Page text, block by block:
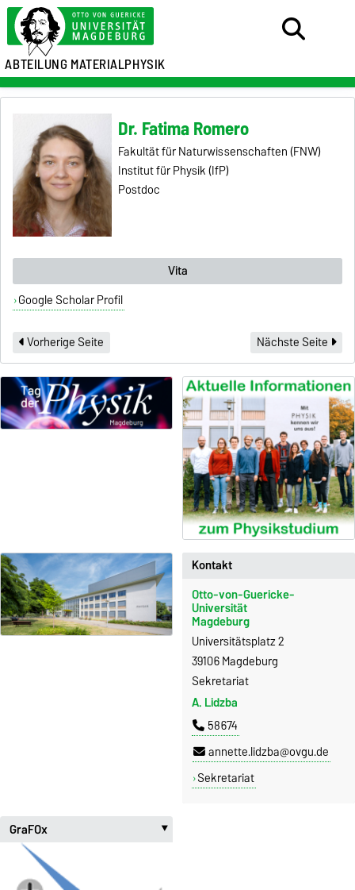
ABTEILUNG MATERIALPHYSIK
Dr. Fatima Romero
Fakultät für Naturwissenschaften (FNW)
Institut für Physik (IfP)
Postdoc
Vita
Google Scholar Profil
Vorherige Seite Nächste Seite
Kontakt
Otto-von-Guericke-
Universität
Magdeburg
Universitätsplatz 2
39106 Magdeburg
Sekretariat
A. Lidzba
58674
annette.lidzba@ovgu.de
Sekretariat
GraFOx ‣